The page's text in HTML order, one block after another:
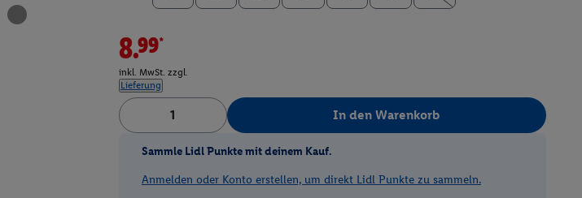
8.99*
inkl. MwSt. zzgl.
Lieferung
In den Warenkorb
Sammle Lidl Punkte mit deinem Kauf.
Anmelden oder Konto erstellen, um direkt Lidl Punkte zu sammeln.